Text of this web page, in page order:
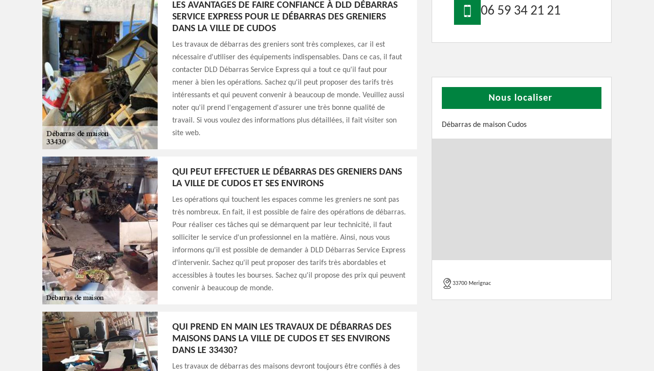
LES AVANTAGES DE FAIRE CONFIANCE À DLD DÉBARRAS
SERVICE EXPRESS POUR LE DÉBARRAS DES GRENIERS
DANS LA VILLE DE CUDOS
Les travaux de débarras des greniers sont très complexes, car il est
nécessaire d'utiliser des équipements indispensables. Dans ce cas, il faut
contacter DLD Débarras Service Express qui a tout ce qu'il faut pour
mener à bien les opérations. Sachez qu'il peut proposer des tarifs très
intéressants et qui peuvent convenir à beaucoup de monde. Veuillez aussi
noter qu'il prend l'engagement d'assurer une très bonne qualité de
travail. Si vous voulez des informations plus détaillées, il fait visiter son
site web.
QUI PEUT EFFECTUER LE DÉBARRAS DES GRENIERS DANS
LA VILLE DE CUDOS ET SES ENVIRONS
Les opérations qui touchent les espaces comme les greniers ne sont pas
très nombreux. En fait, il est possible de faire des opérations de débarras.
Pour réaliser ces tâches qui se démarquent par leur technicité, il faut
solliciter le service d'un professionnel en la matière. Ainsi, nous vous
informons qu'il est possible de demander à DLD Débarras Service Express
d'intervenir. Sachez qu'il peut proposer des tarifs très abordables et
accessibles à toutes les bourses. Sachez qu'il propose des prix qui peuvent
convenir à beaucoup de monde.
QUI PREND EN MAIN LES TRAVAUX DE DÉBARRAS DES
MAISONS DANS LA VILLE DE CUDOS ET SES ENVIRONS
DANS LE 33430?
Les travaux de débarras des maisons devront toujours être confiés à des
06 59 34 21 21
Nous localiser
Débarras de maison Cudos
33700 Merignac